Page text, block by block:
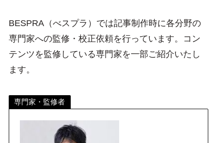
BESPRA（べスプラ）では記事制作時に各分野の
専門家への監修・校正依頼を行っています。コン
テンツを監修している専門家を一部ご紹介いたし
ます。
専門家・監修者